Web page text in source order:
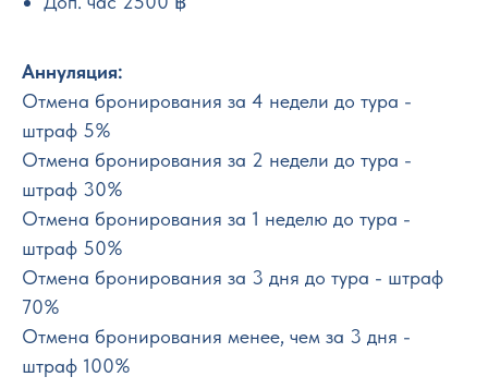
Аннуляция:
Отмена бронирования за 4 недели до тура -
штраф 5%
Отмена бронирования за 2 недели до тура -
штраф 30%
Отмена бронирования за 1 неделю до тура -
штраф 50%
Отмена бронирования за 3 дня до тура - штраф
70%
Отмена бронирования менее, чем за 3 дня -
штраф 100%